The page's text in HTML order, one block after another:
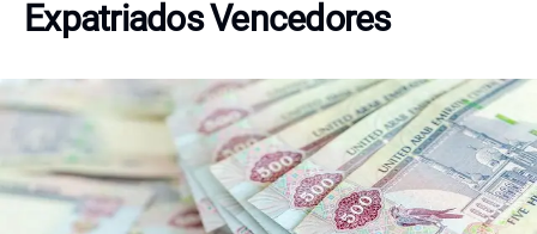
Expatriados Vencedores